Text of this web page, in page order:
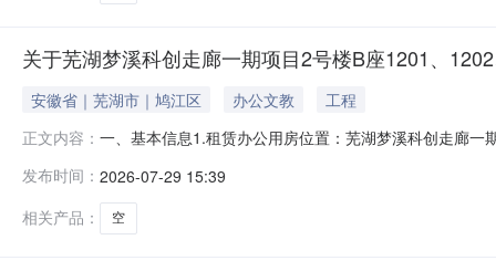
关于芜湖梦溪科创走廊一期项目2号楼B座1201、
安徽省｜芜湖市｜鸠江区 办公文教
工程
正文内容： 一、基本信息1.租赁办公用房位置：芜湖梦溪科创走廊
向：科研及生产性服务业；2.租赁费底价：2号楼B座
发布时间： 2026-07-29 15:39
相关产品：
空